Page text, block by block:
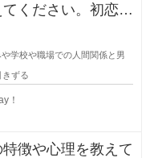
ください。初恋か
恋愛
学校や職場での人間関係と男
きずる
！
徴や心理を教えて